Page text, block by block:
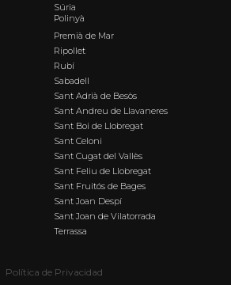
Súria
Polinyà
Premià de Mar
Ripollet
Rubí
Sabadell
Sant Adrià de Besòs
Sant Andreu de Llavaneres
Sant Boi de Llobregat
Sant Celoni
Sant Cugat del Vallès
Sant Feliu de Llobregat
Sant Fruitós de Bages
Sant Joan Despí
Sant Joan de Vilatorrada
Terrassa
Política de Privacidad